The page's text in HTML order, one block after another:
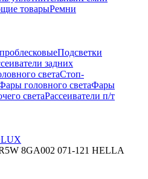
товарыРемни
Подсветки
задних
светаСтоп-
головного светаФары
светаРассеиватели п/т
8GA002 071-121 HELLA